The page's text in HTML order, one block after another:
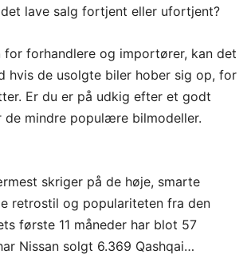
lave salg fortjent eller ufortjent?
forhandlere og importører, kan det
de usolgte biler hober sig op, for
Er du er på udkig efter et godt
mindre populære bilmodeller.
skriger på de høje, smarte
retrostil og populariteten fra den
første 11 måneder har blot 57
Nissan solgt 6.369 Qashqai…